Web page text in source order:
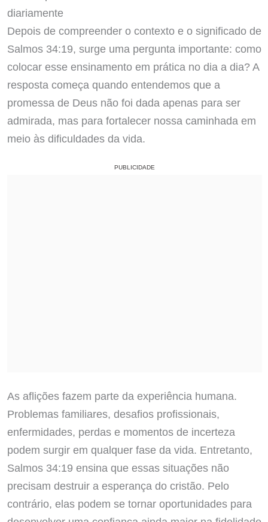
diariamente
Depois de compreender o contexto e o significado de
Salmos 34:19, surge uma pergunta importante: como
colocar esse ensinamento em prática no dia a dia? A
resposta começa quando entendemos que a
promessa de Deus não foi dada apenas para ser
admirada, mas para fortalecer nossa caminhada em
meio às dificuldades da vida.
PUBLICIDADE
As aflições fazem parte da experiência humana.
Problemas familiares, desafios profissionais,
enfermidades, perdas e momentos de incerteza
podem surgir em qualquer fase da vida. Entretanto,
Salmos 34:19 ensina que essas situações não
precisam destruir a esperança do cristão. Pelo
contrário, elas podem se tornar oportunidades para